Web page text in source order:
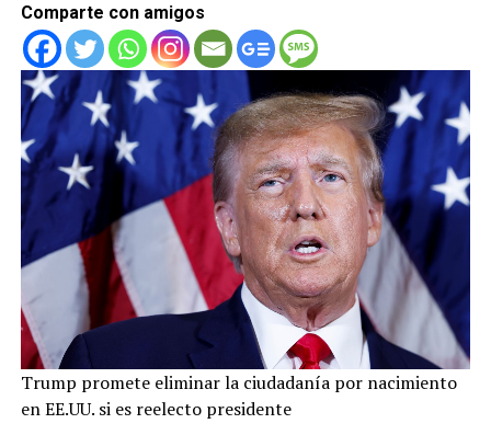
Comparte con amigos
Trump promete eliminar la ciudadanía por nacimiento
en EE.UU. si es reelecto presidente